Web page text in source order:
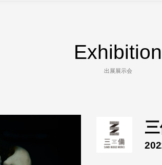
Exhibition
出展展示会